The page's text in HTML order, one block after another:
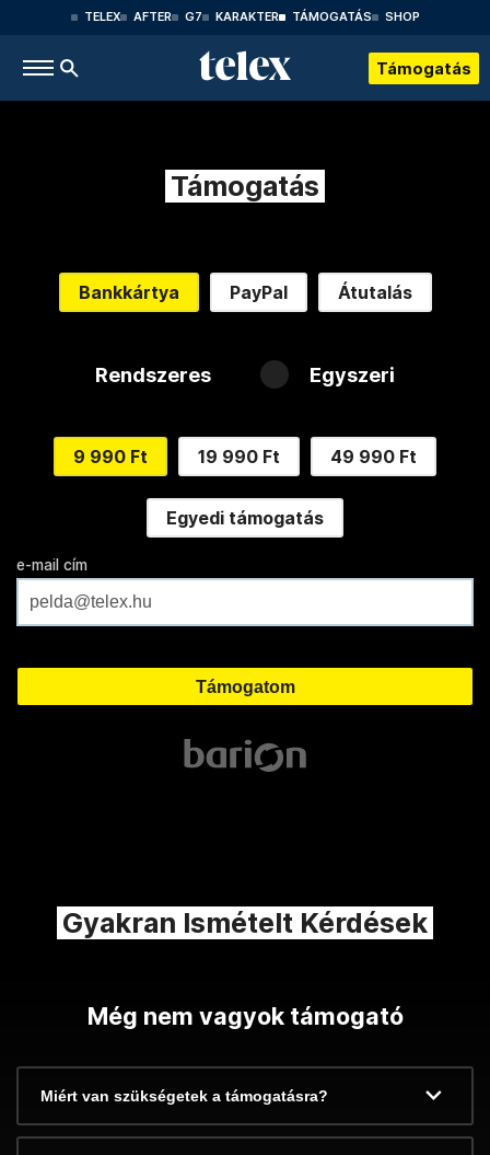
TELEX AFTER G7 KARAKTER TÁMOGATÁS SHOP
Támogatás
Támogatás
Bankkártya PayPal Átutalás
Rendszeres Egyszeri
9 990 Ft 19 990 Ft 49 990 Ft
Egyedi támogatás
e-mail cím
Gyakran Ismételt Kérdések
Még nem vagyok támogató
Miért van szükségetek a támogatásra?